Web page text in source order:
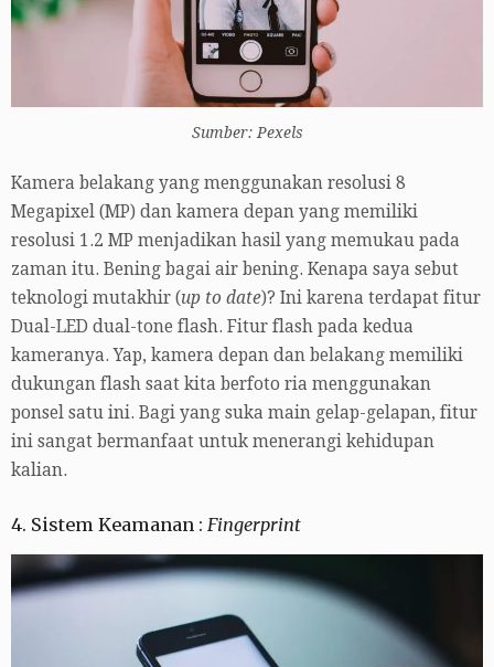
Sumber: Pexels
Kamera belakang yang menggunakan resolusi 8
Megapixel (MP) dan kamera depan yang memiliki
resolusi 1.2 MP menjadikan hasil yang memukau pada
zaman itu. Bening bagai air bening. Kenapa saya sebut
teknologi mutakhir (up to date)? Ini karena terdapat fitur
Dual-LED dual-tone flash. Fitur flash pada kedua
kameranya. Yap, kamera depan dan belakang memiliki
dukungan flash saat kita berfoto ria menggunakan
ponsel satu ini. Bagi yang suka main gelap-gelapan, fitur
ini sangat bermanfaat untuk menerangi kehidupan
kalian.
4. Sistem Keamanan : Fingerprint